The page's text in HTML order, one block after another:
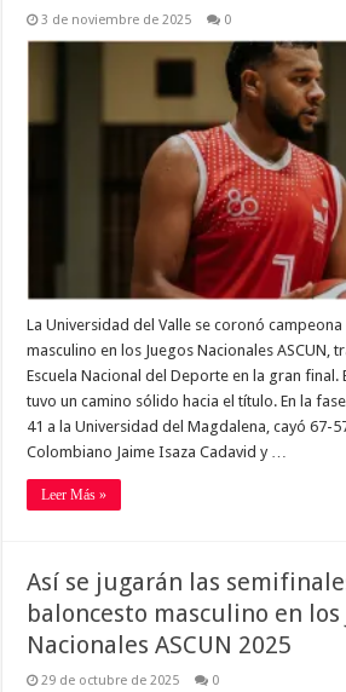
3 de noviembre de 2025 0
La Universidad del Valle se coronó
masculino en los Juegos Nacionales ASCUN,
Escuela Nacional del Deporte en la gran final.
tuvo un camino sólido hacia el título. En la
41 a la Universidad del Magdalena, cayó 67-
Colombiano Jaime Isaza Cadavid y …
Leer Más »
Así se jugarán las
baloncesto masculino en los
Nacionales ASCUN 2025
29 de octubre de 2025 0